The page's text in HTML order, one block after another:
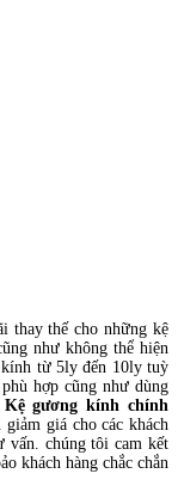
thay thế cho những kệ
như không thể hiện
kính từ 5ly đến 10ly tuỳ
hợp cũng như dùng
Kệ gương kính chính
giảm giá cho các khách
vấn. chúng tôi cam kết
khách hàng chắc chắn